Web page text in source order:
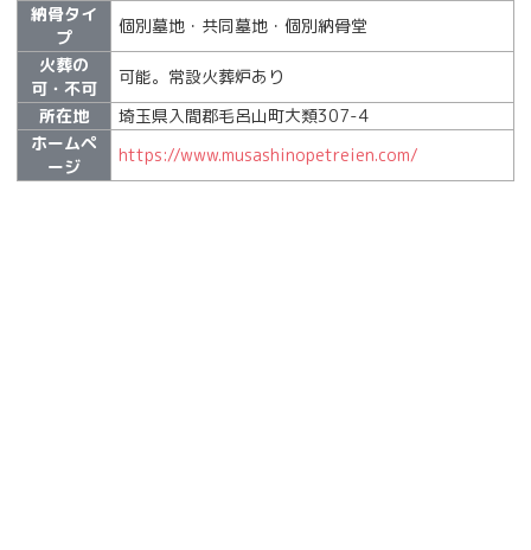
納骨タイ
プ
個別墓地・共同墓地・個別納骨堂
火葬の
可・不可
可能。常設火葬炉あり
所在地
埼玉県入間郡毛呂山町大類307-4
ホームペ
ージ
https://www.musashinopetreien.com/